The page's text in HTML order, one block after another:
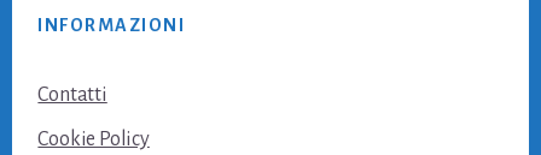
INFORMAZIONI
Contatti
Cookie Policy